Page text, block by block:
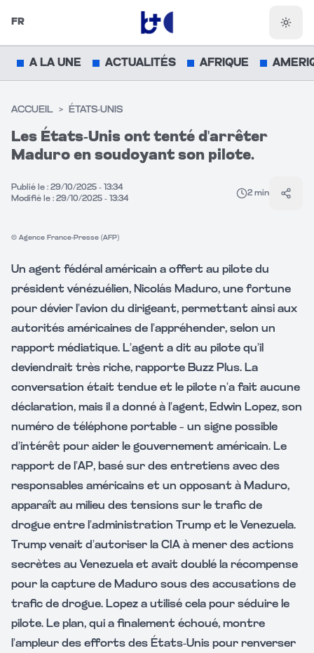
FR
A LA UNE ACTUALITÉS AFRIQUE
ACCUEIL > ÉTATS-UNIS
Les États-Unis ont tenté d'arrêter
Maduro en soudoyant son pilote.
Publié le : 29/10/2025 - 13:34
Modifié le : 29/10/2025 - 13:34
2 min
Vidéo muette
CLIQUEZ POUR ACTIVER LE SON
© Agence France-Presse (AFP)
Un agent fédéral américain a offert au pilote du
président vénézuélien, Nicolás Maduro, une fortune
pour dévier l’avion du dirigeant, permettant ainsi aux
autorités américaines de l’appréhender, selon un
rapport médiatique. L’agent a dit au pilote qu’il
deviendrait très riche, rapporte Buzz Plus. La
conversation était tendue et le pilote n’a fait aucune
déclaration, mais il a donné à l’agent, Edwin Lopez, son
numéro de téléphone portable – un signe possible
d’intérêt pour aider le gouvernement américain. Le
rapport de l’AP, basé sur des entretiens avec des
responsables américains et un opposant à Maduro,
apparaît au milieu des tensions sur le trafic de
drogue entre l’administration Trump et le Venezuela.
Trump venait d’autoriser la CIA à mener des actions
secrètes au Venezuela et avait doublé la récompense
pour la capture de Maduro sous des accusations de
trafic de drogue. Lopez a utilisé cela pour séduire le
pilote. Le plan, qui a finalement échoué, montre
l’ampleur des efforts des États-Unis pour renverser